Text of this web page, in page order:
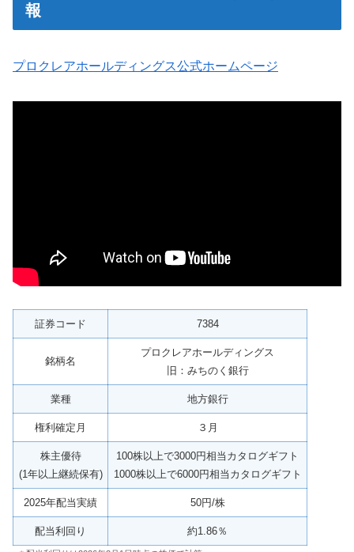
報
プロクレアホールディングス公式ホームページ
証券コード 7384
銘柄名
プロクレアホールディングス
旧：みちのく銀行
業種 地方銀行
権利確定月 ３月
株主優待
(1年以上継続保有)
100株以上で3000円相当カタログギフト
1000株以上で6000円相当カタログギフト
2025年配当実績 50円/株
配当利回り 約1.86％